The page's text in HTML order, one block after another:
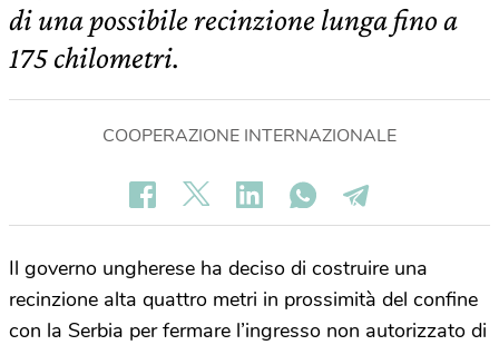
di una possibile recinzione lunga fino a
175 chilometri.
COOPERAZIONE INTERNAZIONALE
Il governo ungherese ha deciso di costruire una
recinzione alta quattro metri in prossimità del confine
con la Serbia per fermare l’ingresso non autorizzato di